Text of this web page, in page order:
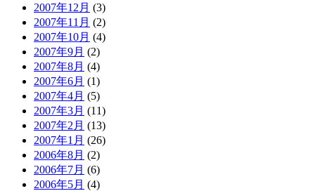
2007年12月 (3)
2007年11月 (2)
2007年10月 (4)
2007年9月 (2)
2007年8月 (4)
2007年6月 (1)
2007年4月 (5)
2007年3月 (11)
2007年2月 (13)
2007年1月 (26)
2006年8月 (2)
2006年7月 (6)
2006年5月 (4)